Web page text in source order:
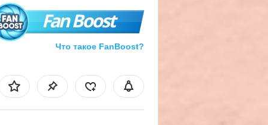
Fan Boost
Что такое FanBoost?